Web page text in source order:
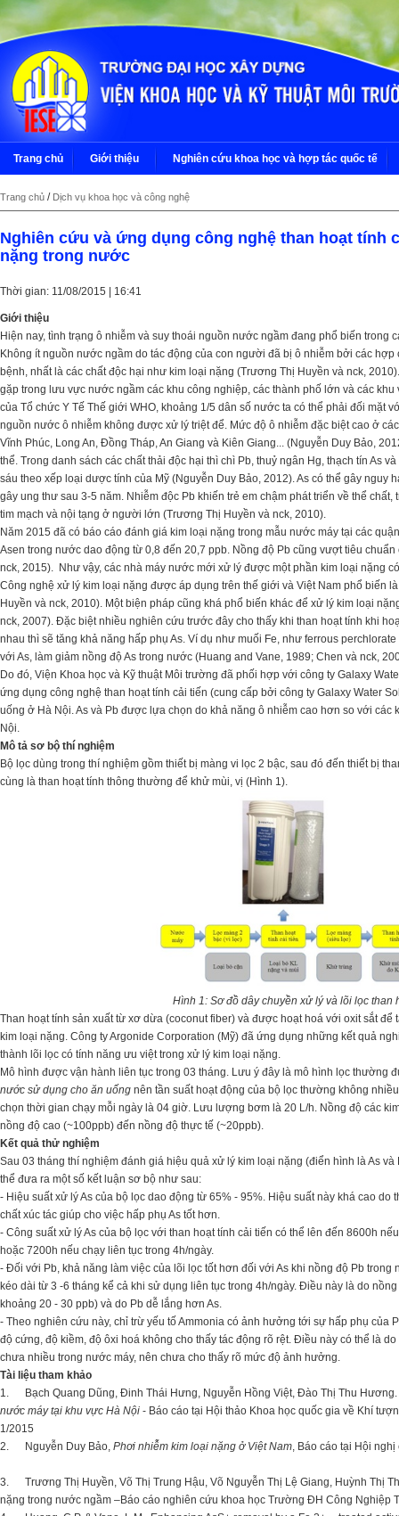
Trang chủ Giới thiệu Nghiên cứu khoa học và hợp tác quốc tế
Trang chủ / Dịch vụ khoa học và công nghệ
Nghiên cứu và ứng dụng công nghệ than hoạt tính
nặng trong nước
Thời gian: 11/08/2015 | 16:41
Giới thiệu
Hiện nay, tình trạng ô nhiễm và suy thoái nguồn nước ngầm đang phổ biến trong
Không ít nguồn nước ngầm do tác động của con người đã bị ô nhiễm bởi các
bệnh, nhất là các chất độc hại như kim loại nặng (Trương Thị Huyền và nck,
gặp trong lưu vực nước ngầm các khu công nghiệp, các thành phố lớn và các
của Tổ chức Y Tế Thế giới WHO, khoảng 1/5 dân số nước ta có thể phải đối mặt
nguồn nước ô nhiễm không được xử lý triệt để. Mức độ ô nhiễm đặc biệt cao ở
Vĩnh Phúc, Long An, Đồng Tháp, An Giang và Kiên Giang... (Nguyễn Duy Bảo,
thể. Trong danh sách các chất thải độc hại thì chì Pb, thuỷ ngân Hg, thạch tín As
sáu theo xếp loại dược tính của Mỹ (Nguyễn Duy Bảo, 2012). As có thể gây nguy
gây ung thư sau 3-5 năm. Nhiễm độc Pb khiến trẻ em chậm phát triển về thể
tim mạch và nội tạng ở người lớn (Trương Thị Huyền và nck, 2010).
Năm 2015 đã có báo cáo đánh giá kim loại nặng trong mẫu nước máy tại các
Asen trong nước dao động từ 0,8 đến 20,7 ppb. Nồng độ Pb cũng vượt tiêu
nck, 2015). Như vậy, các nhà máy nước mới xử lý được một phần kim loại nặng
Công nghệ xử lý kim loại nặng được áp dụng trên thế giới và Việt Nam phổ biến
Huyền và nck, 2010). Một biện pháp cũng khá phổ biến khác để xử lý kim loại
nck, 2007). Đặc biệt nhiều nghiên cứu trước đây cho thấy khi than hoạt tính khi
nhau thì sẽ tăng khả năng hấp phụ As. Ví dụ như muối Fe, như ferrous perchlorate
với As, làm giảm nồng độ As trong nước (Huang and Vane, 1989; Chen và nck,
Do đó, Viện Khoa học và Kỹ thuật Môi trường đã phối hợp với công ty Galaxy
ứng dụng công nghệ than hoạt tính cải tiến (cung cấp bởi công ty Galaxy Water
uống ở Hà Nội. As và Pb được lựa chọn do khả năng ô nhiễm cao hơn so với
Nội.
Mô tả sơ bộ thí nghiệm
Bộ lọc dùng trong thí nghiệm gồm thiết bị màng vi lọc 2 bậc, sau đó đến thiết bị
cùng là than hoạt tính thông thường để khử mùi, vị (Hình 1).
Hình 1: Sơ đồ dây chuyền xử lý và lõi lọc than
Than hoạt tính sản xuất từ xơ dừa (coconut fiber) và được hoạt hoá với oxit sắt
kim loại nặng. Công ty Argonide Corporation (Mỹ) đã ứng dụng những kết quả
thành lõi lọc có tính năng ưu việt trong xử lý kim loại nặng.
Mô hình được vận hành liên tục trong 03 tháng. Lưu ý đây là mô hình lọc thường
nước sử dụng cho ăn uống nên tần suất hoạt động của bộ lọc thường không
chọn thời gian chạy mỗi ngày là 04 giờ. Lưu lượng bơm là 20 L/h. Nồng độ các
nồng độ cao (~100ppb) đến nồng độ thực tế (~20ppb).
Kết quả thử nghiệm
Sau 03 tháng thí nghiệm đánh giá hiệu quả xử lý kim loại nặng (điển hình là As
thể đưa ra một số kết luận sơ bộ như sau:
- Hiệu suất xử lý As của bộ lọc dao động từ 65% - 95%. Hiệu suất này khá cao do
chất xúc tác giúp cho việc hấp phụ As tốt hơn.
- Công suất xử lý As của bộ lọc với than hoạt tính cải tiến có thể lên đến 8600h
hoặc 7200h nếu chạy liên tục trong 4h/ngày.
- Đối với Pb, khả năng làm việc của lõi lọc tốt hơn đối với As khi nồng độ Pb
kéo dài từ 3 -6 tháng kể cả khi sử dụng liên tục trong 4h/ngày. Điều này là do
khoảng 20 - 30 ppb) và do Pb dễ lắng hơn As.
- Theo nghiên cứu này, chỉ trừ yếu tố Ammonia có ảnh hưởng tới sự hấp phụ của
độ cứng, độ kiềm, độ ôxi hoá không cho thấy tác động rõ rệt. Điều này có thể là
chưa nhiều trong nước máy, nên chưa cho thấy rõ mức độ ảnh hưởng.
Tài liệu tham khảo
1. Bạch Quang Dũng, Đinh Thái Hưng, Nguyễn Hồng Việt, Đào Thị Thu Hương.
nước máy tại khu vực Hà Nội - Báo cáo tại Hội thảo Khoa học quốc gia về Khí
1/2015
2. Nguyễn Duy Bảo, Phơi nhiễm kim loại nặng ở Việt Nam , Báo cáo tại Hội
3. Trương Thị Huyền, Võ Thị Trung Hậu, Võ Nguyễn Thị Lệ Giang, Huỳnh Thị
nặng trong nước ngầm –Báo cáo nghiên cứu khoa học Trường ĐH Công Nghiệp